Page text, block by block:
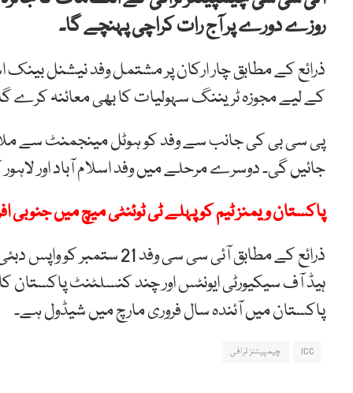
روزے دورے پر آج رات کراچی پہنچے گا۔
ذرائع کے مطابق چار ارکان پر مشتمل وفد نیشنل
کے لیے مجوزہ ٹریننگ سہولیات کا بھی معائنہ کرے
پی سی بی کی جانب سے وفد کو ہوٹل مینجمنٹ سے
جائیں گی۔ دوسرے مرحلے میں وفد اسلام آباد اور
پاکستان ویمنز ٹیم کو پہلے ٹی ٹوئنٹی میچ میں
ذرائع کے مطابق آئی سی
پاکستان میں آئندہ سال فروری مارچ میں شیڈول ہے۔
ICC چیمپیئنز ٹرافی